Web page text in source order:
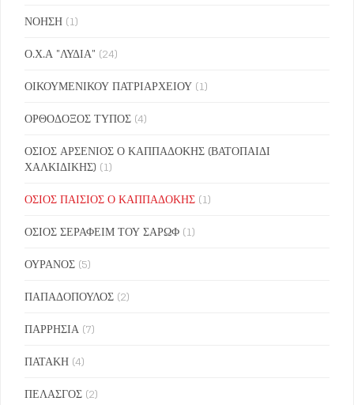
ΝΟΗΣΗ (1)
Ο.Χ.Α "ΛΥΔΙΑ" (24)
ΟΙΚΟΥΜΕΝΙΚΟΥ ΠΑΤΡΙΑΡΧΕΙΟΥ (1)
ΟΡΘΟΔΟΞΟΣ ΤΥΠΟΣ (4)
ΟΣΙΟΣ ΑΡΣΕΝΙΟΣ Ο ΚΑΠΠΑΔΟΚΗΣ (ΒΑΤΟΠΑΙΔΙ
ΧΑΛΚΙΔΙΚΗΣ) (1)
ΟΣΙΟΣ ΠΑΙΣΙΟΣ Ο ΚΑΠΠΑΔΟΚΗΣ (1)
ΟΣΙΟΣ ΣΕΡΑΦΕΙΜ ΤΟΥ ΣΑΡΩΦ (1)
ΟΥΡΑΝΟΣ (5)
ΠΑΠΑΔΟΠΟΥΛΟΣ (2)
ΠΑΡΡΗΣΙΑ (7)
ΠΑΤΑΚΗ (4)
ΠΕΛΑΣΓΟΣ (2)